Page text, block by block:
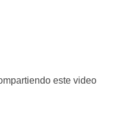
este video